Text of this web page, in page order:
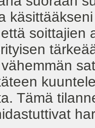
soittajien
Tämä